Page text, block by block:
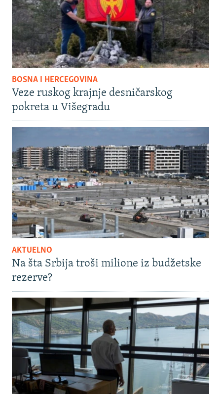
BOSNA I HERCEGOVINA
Veze ruskog krajnje desničarskog
pokreta u Višegradu
AKTUELNO
Na šta Srbija troši milione iz budžetske
rezerve?